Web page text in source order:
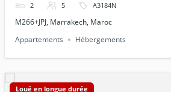
2 5 A3184N
M266+JPJ, Marrakech, Maroc
Appartements
Hébergements
Loué en longue durée